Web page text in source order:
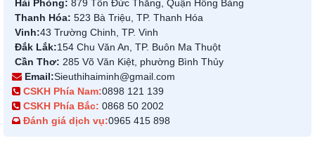
Hải Phòng: 879 Tôn Đức Thắng, Quận Hồng Bàng
Thanh Hóa: 523 Bà Triệu, TP. Thanh Hóa
Vinh:43 Trường Chinh, TP. Vinh
Đắk Lắk:154 Chu Văn An, TP. Buôn Ma Thuột
Cần Thơ: 285 Võ Văn Kiệt, phường Bình Thủy
Email:Sieuthihaiminh@gmail.com
CSKH Phía Nam:0898 121 139
CSKH Phía Bắc: 0868 50 2002
Đánh giá dịch vụ:0965 415 898